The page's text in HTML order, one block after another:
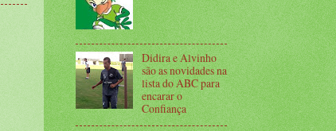
Didira e Alvinho
são as novidades na
lista do ABC para
encarar o
Confiança